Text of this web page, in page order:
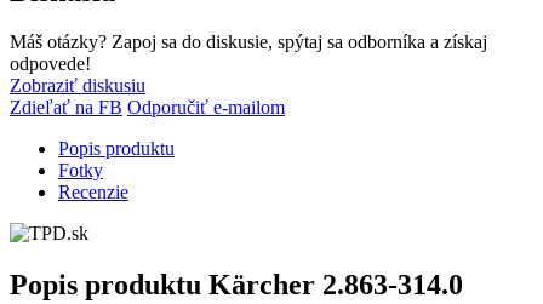
Máš otázky? Zapoj sa do diskusie, spýtaj sa odborníka a získaj
odpovede!
Zobraziť diskusiu
Zdieľať na FB Odporučiť e-mailom
Popis produktu
Fotky
Recenzie
Popis produktu Kärcher 2.863-314.0